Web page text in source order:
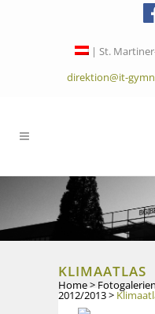
| St.
direktion@it-
KLIMAATLAS
Home> Fotogalerien
2012/2013>